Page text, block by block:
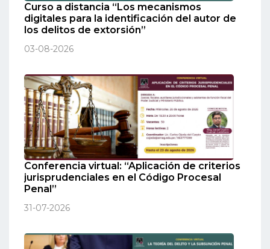
Curso a distancia “Los mecanismos
digitales para la identificación del autor de
los delitos de extorsión”
03-08-2026
Conferencia virtual: “Aplicación de criterios
jurisprudenciales en el Código Procesal
Penal”
31-07-2026